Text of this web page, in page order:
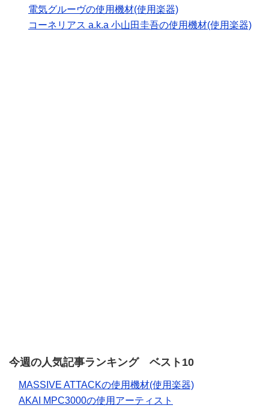
電気グルーヴの使用機材(使用楽器)
コーネリアス a.k.a 小山田圭吾の使用機材(使用楽器)
今週の人気記事ランキング ベスト10
MASSIVE ATTACKの使用機材(使用楽器)
AKAI MPC3000の使用アーティスト